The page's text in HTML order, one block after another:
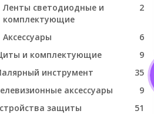
Ленты светодиодные и
комплектующие
2
Аксессуары
6
и комплектующие
9
инструмент
35
аксессуары
9
защиты
51